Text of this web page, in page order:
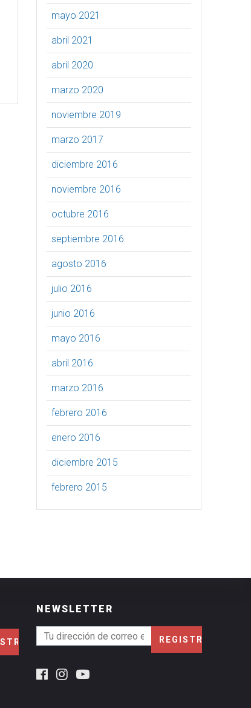
mayo 2021
abril 2021
abril 2020
marzo 2020
noviembre 2019
marzo 2017
diciembre 2016
noviembre 2016
octubre 2016
septiembre 2016
agosto 2016
julio 2016
junio 2016
mayo 2016
abril 2016
marzo 2016
febrero 2016
enero 2016
diciembre 2015
febrero 2015
NEWSLETTER